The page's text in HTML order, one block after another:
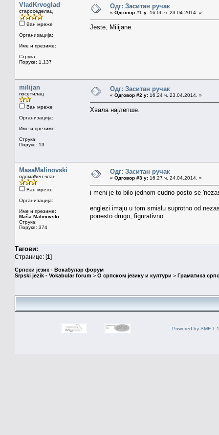
VladKrvoglad
староседелац
Ван мреже
Организација:
Име и презиме:
Струка:
Поруке: 1.137
Одг: Заситан ручак
« Одговор #1 у: 16.06 ч. 23.04.2014. »
Jeste, Milijane.
milijan
посетилац
Ван мреже
Организација:
Име и презиме:
Струка:
Поруке: 13
Одг: Заситан ручак
« Одговор #2 у: 16.24 ч. 23.04.2014. »
Хвала најлепше.
MasaMalinovski
одомаћен члан
Ван мреже
Организација:
Име и презиме:
Maša Malinovski
Струка:
Поруке: 374
Одг: Заситан ручак
« Одговор #3 у: 16.27 ч. 24.04.2014. »
i meni je to bilo jednom cudno posto se
englezi imaju u tom smislu suprotno od
ponesto drugo, figurativno.
Тагови:
Странице: [1]
Српски језик - Вокабулар форум
Srpski jezik - Vokabular forum > О српском језику и култури > Граматика
Powered by SMF